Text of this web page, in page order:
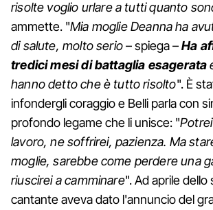
risolte voglio urlare a tutti quanto
ammette. "Mia moglie Deanna ha
di salute, molto serio– spiega –Ha
tredici mesi di battaglia esagerata
hanno detto che è tutto risolto". È
infondergli coraggio e Belli parla con
profondo legame che li unisce: "
lavoro, ne soffrirei, pazienza. Ma
moglie, sarebbe come perdere una
riuscirei a camminare". Ad aprile dello
cantante aveva dato l'annuncio del